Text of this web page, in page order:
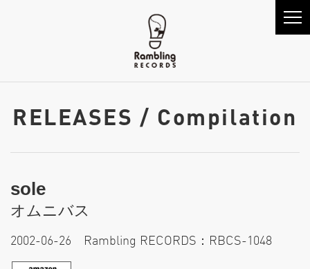
RELEASES / Compilation
sole
オムニバス
2002-06-26 Rambling RECORDS：RBCS-1048